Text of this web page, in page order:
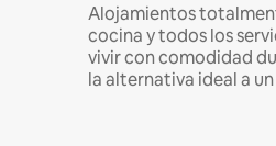
Alojamientos
cocina y todos los
vivir con comodidad
la alternativa ideal a